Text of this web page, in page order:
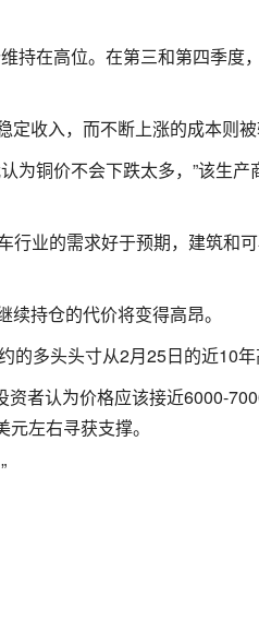
持在高位。在第三和第四季度
收入，而不断上涨的成本则被
为铜价不会下跌太多，”该生
业的需求好于预期，建筑和
持仓的代价将变得高昂。
多头头寸从2月25日的近10年
者认为价格应该接近6000-
左右寻获支撑。